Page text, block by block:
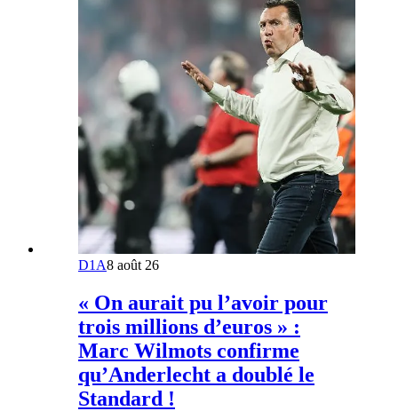
D1A8 août 26
« On aurait pu l’avoir pour
trois millions d’euros » :
Marc Wilmots confirme
qu’Anderlecht a doublé le
Standard !